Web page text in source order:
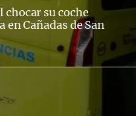
chocar su coche
Cañadas de San